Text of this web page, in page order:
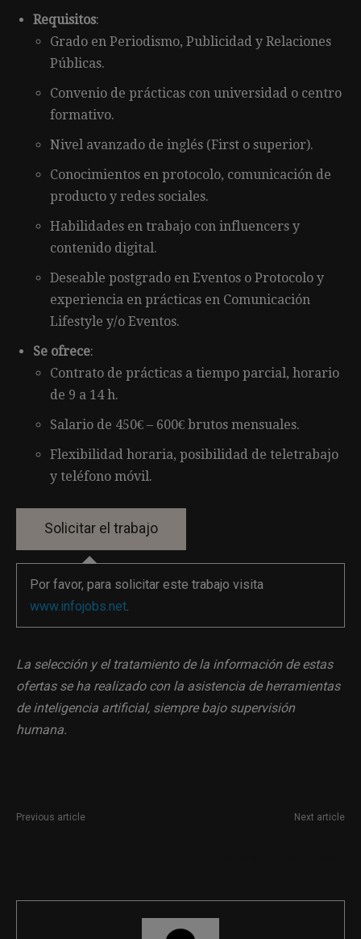
Requisitos:
Grado en Periodismo, Publicidad y Relaciones
Públicas.
Convenio de prácticas con universidad o centro
formativo.
Nivel avanzado de inglés (First o superior).
Conocimientos en protocolo, comunicación de
producto y redes sociales.
Habilidades en trabajo con influencers y
contenido digital.
Deseable postgrado en Eventos o Protocolo y
experiencia en prácticas en Comunicación
Lifestyle y/o Eventos.
Se ofrece:
Contrato de prácticas a tiempo parcial, horario
de 9 a 14 h.
Salario de 450€ – 600€ brutos mensuales.
Flexibilidad horaria, posibilidad de teletrabajo
y teléfono móvil.
Por favor, para solicitar este trabajo visita
www.infojobs.net.
La selección y el tratamiento de la información de estas
ofertas se ha realizado con la asistencia de herramientas
de inteligencia artificial, siempre bajo supervisión
humana.
Previous article Next article